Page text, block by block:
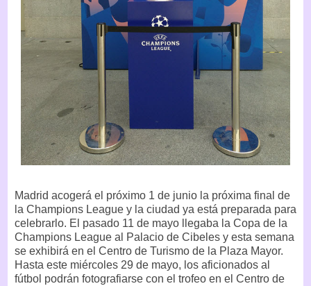
Madrid acogerá el próximo 1 de junio la próxima final de
la Champions League y la ciudad ya está preparada para
celebrarlo. El pasado 11 de mayo llegaba la Copa de la
Champions League al Palacio de Cibeles y esta semana
se exhibirá en el Centro de Turismo de la Plaza Mayor.
Hasta este miércoles 29 de mayo, los aficionados al
fútbol podrán fotografiarse con el trofeo en el Centro de